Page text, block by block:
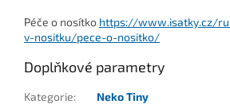
Péče o nosítko https://www.isatky.cz/
v-nositku/pece-o-nositko/
Doplňkové parametry
Kategorie:
Neko Tiny